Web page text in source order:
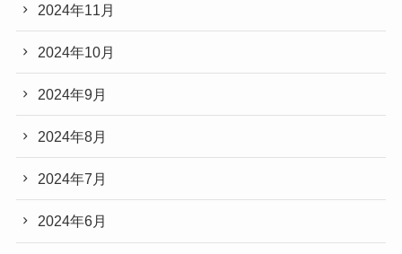
2024年11月
2024年10月
2024年9月
2024年8月
2024年7月
2024年6月